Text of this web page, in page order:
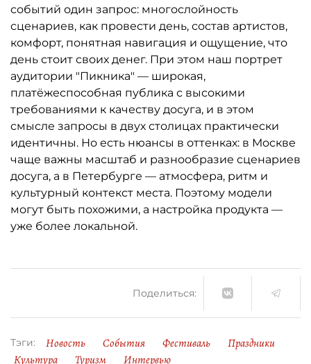
событий один запрос: многослойность
сценариев, как провести день, состав артистов,
комфорт, понятная навигация и ощущение, что
день стоит своих денег. При этом наш портрет
аудитории "Пикника" — широкая,
платёжеспособная публика с высокими
требованиями к качеству досуга, и в этом
смысле запросы в двух столицах практически
идентичны. Но есть нюансы в оттенках: в Москве
чаще важны масштаб и разнообразие сценариев
досуга, а в Петербурге — атмосфера, ритм и
культурный контекст места. Поэтому модели
могут быть похожими, а настройка продукта —
уже более локальной.
Поделиться:
Тэги: Новость События Фестиваль
Праздники
Культура
Туризм Интервью